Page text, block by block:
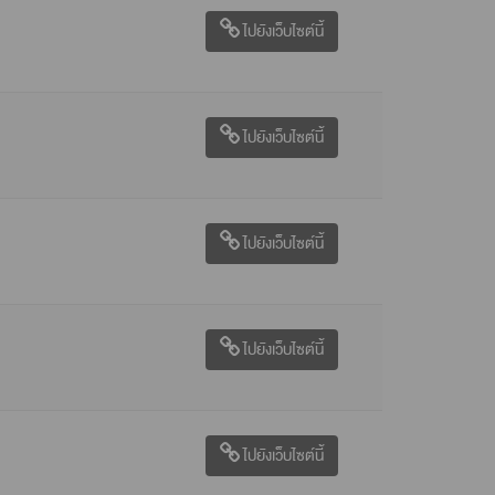
ไปยังเว็บไซต์นี้
ไปยังเว็บไซต์นี้
ไปยังเว็บไซต์นี้
ไปยังเว็บไซต์นี้
ไปยังเว็บไซต์นี้